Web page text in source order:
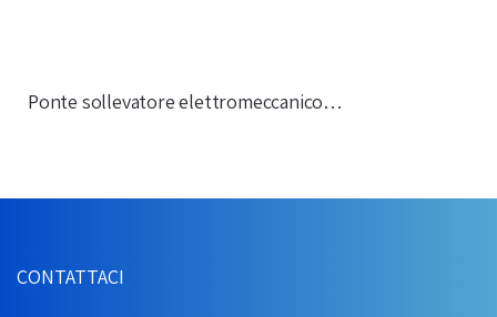
Ponte sollevatore elettromeccanico…
CONTATTACI